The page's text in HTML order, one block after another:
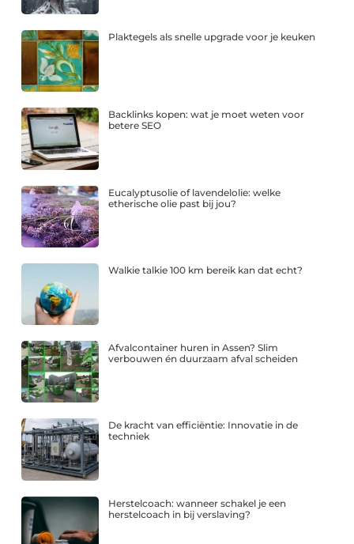
Plaktegels als snelle upgrade voor je keuken
Backlinks kopen: wat je moet weten voor
betere SEO
Eucalyptusolie of lavendelolie: welke
etherische olie past bij jou?
Walkie talkie 100 km bereik kan dat echt?
Afvalcontainer huren in Assen? Slim
verbouwen én duurzaam afval scheiden
De kracht van efficiëntie: Innovatie in de
techniek
Herstelcoach: wanneer schakel je een
herstelcoach in bij verslaving?